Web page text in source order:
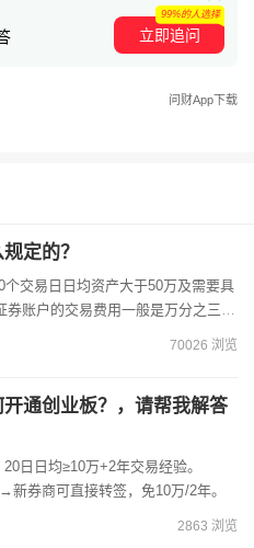
立即追问
99%的人选择
问财App下载
定的？
账户的交易费用一般是万分之三，
是不同的，您想要开户低...
70026 浏览
通创业板？，请帮我解答
券商可直接转签，免10万/2年。
2863 浏览